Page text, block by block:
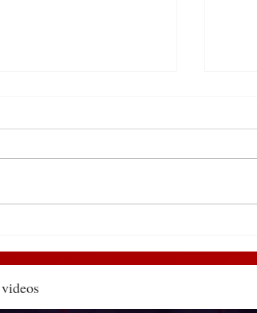
en encuentro
convocado por la
Puebla